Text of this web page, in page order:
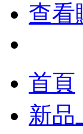
查看
首頁
新品